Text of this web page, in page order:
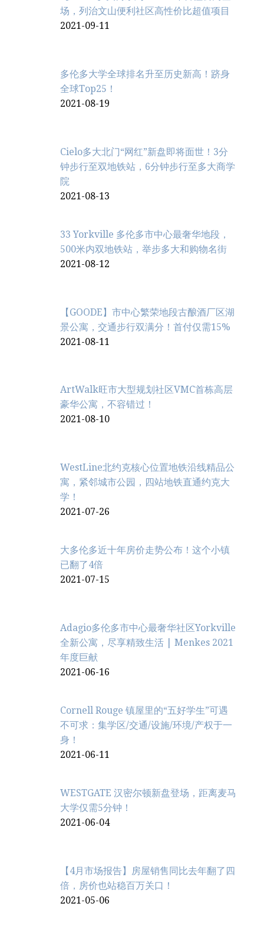
场，列治文山便利社区高性价比超值项目
2021-09-11
多伦多大学全球排名升至历史新高！跻身
全球Top25！
2021-08-19
Cielo多大北门“网红”新盘即将面世！3分
钟步行至双地铁站，6分钟步行至多大商学
院
2021-08-13
33 Yorkville 多伦多市中心最奢华地段，
500米内双地铁站，举步多大和购物名街
2021-08-12
【GOODE】市中心繁荣地段古酿酒厂区湖
景公寓，交通步行双满分！首付仅需15%
2021-08-11
ArtWalk旺市大型规划社区VMC首栋高层
豪华公寓，不容错过！
2021-08-10
WestLine北约克核心位置地铁沿线精品公
寓，紧邻城市公园，四站地铁直通约克大
学！
2021-07-26
大多伦多近十年房价走势公布！这个小镇
已翻了4倍
2021-07-15
Adagio多伦多市中心最奢华社区Yorkville
全新公寓，尽享精致生活 | Menkes 2021
年度巨献
2021-06-16
Cornell Rouge 镇屋里的“五好学生”可遇
不可求：集学区/交通/设施/环境/产权于一
身！
2021-06-11
WESTGATE 汉密尔顿新盘登场，距离麦马
大学仅需5分钟！
2021-06-04
【4月市场报告】房屋销售同比去年翻了四
倍，房价也站稳百万关口！
2021-05-06